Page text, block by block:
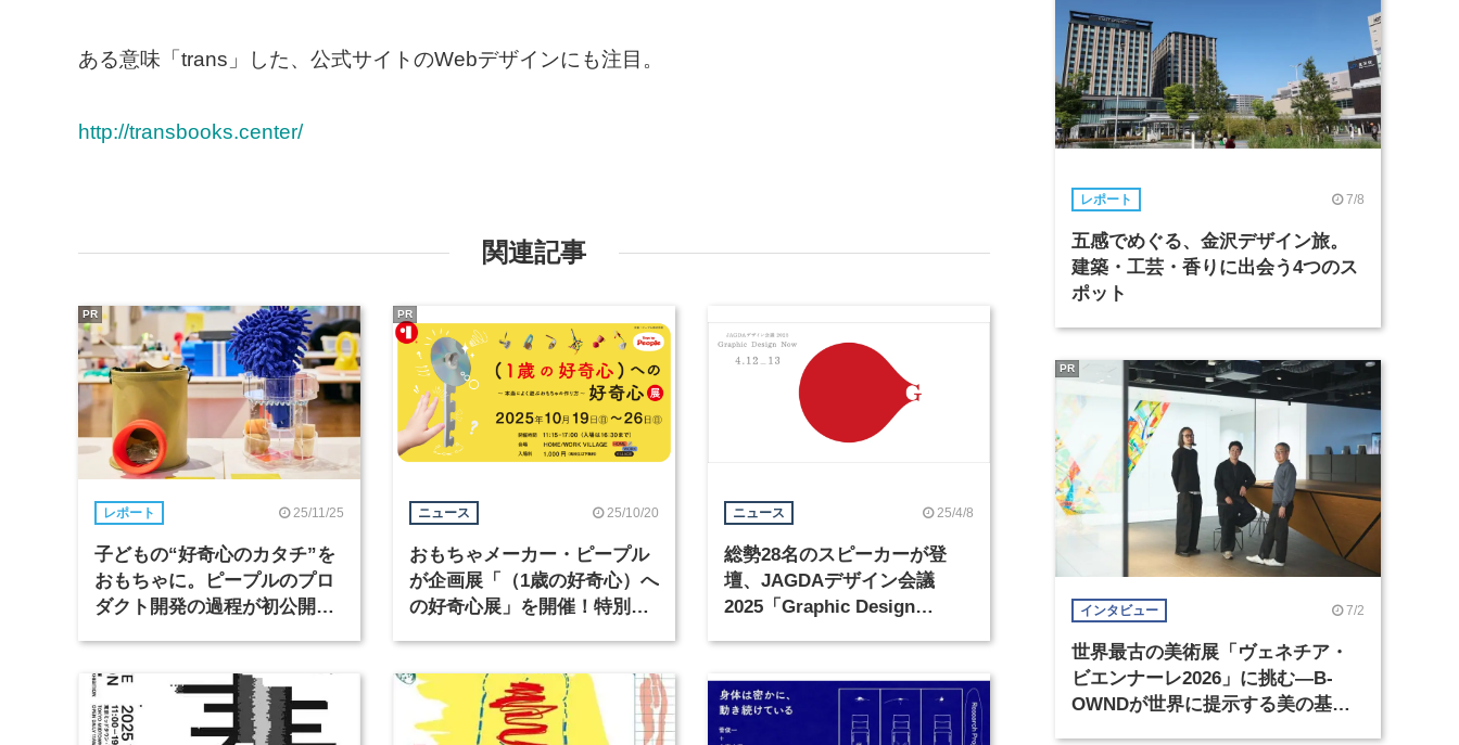
ある意味「trans」した、公式サイトのWebデザインにも注目。
http://transbooks.center/
関連記事
レポート 25/11/25
子どもの“好奇心のカタチ”を
おもちゃに。ピープルのプロ
ダクト開発の過程が初公開さ
PR
ニュース 25/10/20
おもちゃメーカー・ピープル
が企画展「（1歳の好奇心）へ
の好奇心展」を開催！特別公
PR
ニュース 25/4/8
総勢28名のスピーカーが登
壇、JAGDAデザイン会議
2025「Graphic Design
レポート 7/8
五感でめぐる、金沢デザイン旅。
建築・工芸・香りに出会う4つのス
ポット
インタビュー 7/2
世界最古の美術展「ヴェネチア・
ビエンナーレ2026」に挑む―B-
OWNDが世界に提示する美の基準
PR